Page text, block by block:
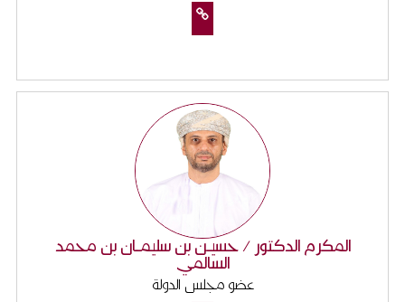
المكرم الدكتور / حسيـن بن سليمـان بن محمد
السالمي
عضو مجلس الدولة